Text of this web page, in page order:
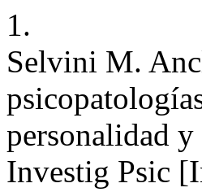
1.
Selvini M.
personalidad
Investig Psic